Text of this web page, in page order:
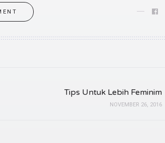
Tips Untuk Lebih Feminim
NOVEMBER 26, 2016